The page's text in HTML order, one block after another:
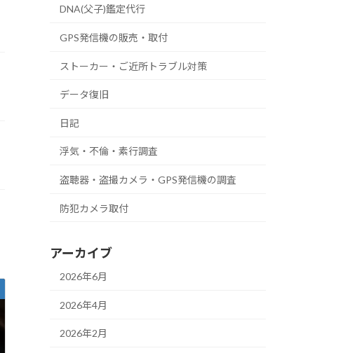
DNA(父子)鑑定代行
GPS発信機の販売・取付
ストーカー・ご近所トラブル対策
データ復旧
日記
浮気・不倫・素行調査
盗聴器・盗撮カメラ・GPS発信機の調査
防犯カメラ取付
アーカイブ
2026年6月
2026年4月
2026年2月